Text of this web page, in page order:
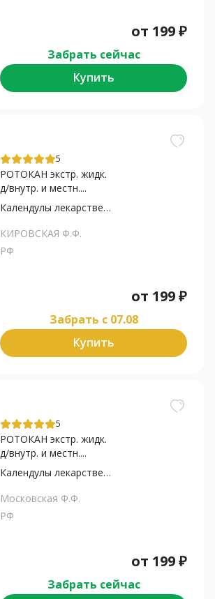
от 199₽
Забрать сейчас
Купить
5
РОТОКАН экстр. жидк.
д/внутр. и местн....
Календулы лекарственной...
КИРОВСКАЯ Ф.Ф.
РФ
от 199₽
Забрать c 07.08
Купить
5
РОТОКАН экстр. жидк.
д/внутр. и местн....
Календулы лекарственной...
Московская Ф.Ф.
РФ
от 199₽
Забрать сейчас